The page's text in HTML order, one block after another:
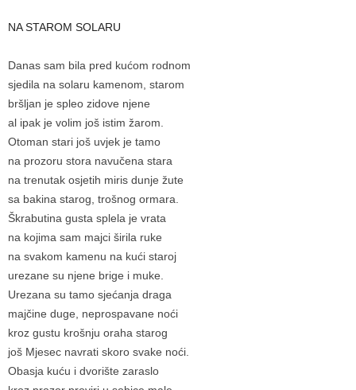
NA STAROM SOLARU
Danas sam bila pred kućom rodnom
sjedila na solaru kamenom, starom
bršljan je spleo zidove njene
al ipak je volim još istim žarom.
Otoman stari još uvjek je tamo
na prozoru stora navučena stara
na trenutak osjetih miris dunje žute
sa bakina starog, trošnog ormara.
Škrabutina gusta splela je vrata
na kojima sam majci širila ruke
na svakom kamenu na kući staroj
urezane su njene brige i muke.
Urezana su tamo sjećanja draga
majčine duge, neprospavane noći
kroz gustu krošnju oraha starog
još Mjesec navrati skoro svake noći.
Obasja kuću i dvorište zaraslo